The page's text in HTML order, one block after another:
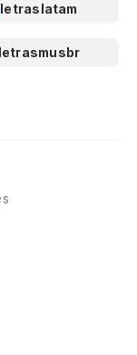
letraslatam
letrasmusbr